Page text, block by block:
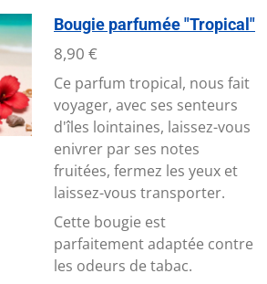
Bougie parfumée "Tropical"
8,90 €
Ce parfum tropical, nous fait
voyager, avec ses senteurs
d'îles lointaines, laissez-vous
enivrer par ses notes
fruitées, fermez les yeux et
laissez-vous transporter.
Cette bougie est
parfaitement adaptée contre
les odeurs de tabac.